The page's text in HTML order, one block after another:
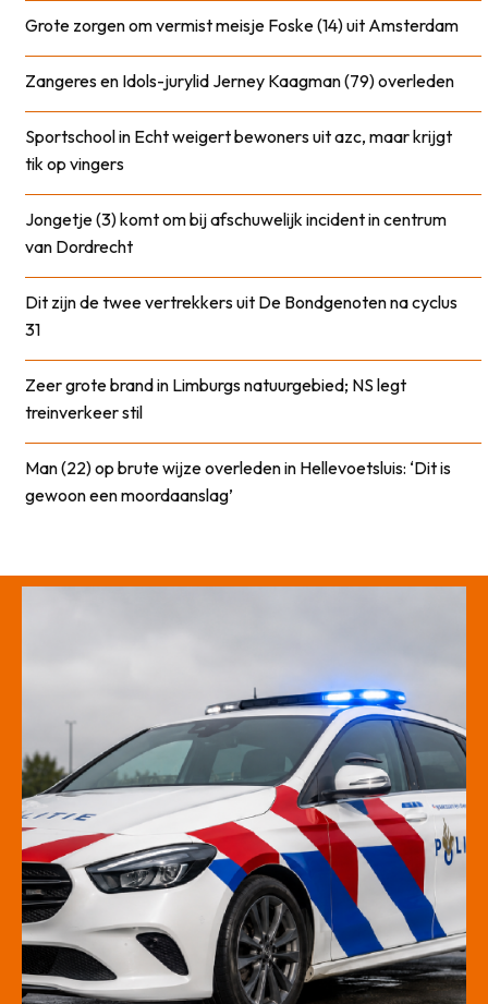
Grote zorgen om vermist meisje Foske (14) uit Amsterdam
Zangeres en Idols-jurylid Jerney Kaagman (79) overleden
Sportschool in Echt weigert bewoners uit azc, maar krijgt
tik op vingers
Jongetje (3) komt om bij afschuwelijk incident in centrum
van Dordrecht
Dit zijn de twee vertrekkers uit De Bondgenoten na cyclus
31
Zeer grote brand in Limburgs natuurgebied; NS legt
treinverkeer stil
Man (22) op brute wijze overleden in Hellevoetsluis: ‘Dit is
gewoon een moordaanslag’